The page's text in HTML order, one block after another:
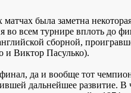
была заметна
во всем турнире вплоть до
сборной,
и Виктор Пасулько).
да и вообще тот
дальнейшее развитие. В